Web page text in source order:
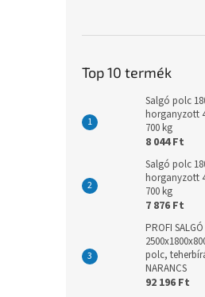
Top 10 termék
Salgó polc
horganyzott
700 kg
8 044 Ft
Salgó polc
horganyzott
700 kg
7 876 Ft
PROFI
polc,
NARANCS
92 196 Ft